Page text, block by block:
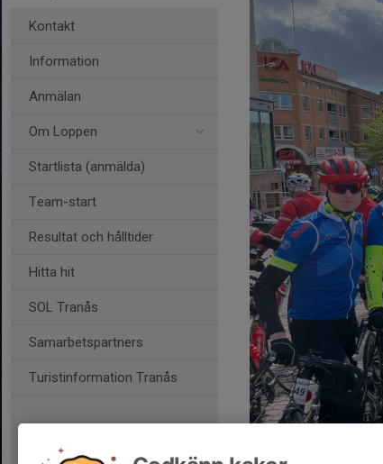
Kontakt
Information
Anmälan
Om Loppen
Startlista (anmälda)
Team-start
Resultat och hålltider
Hitta hit
SOL Tranås
Samarbetspartners
Turistinformation Tranås